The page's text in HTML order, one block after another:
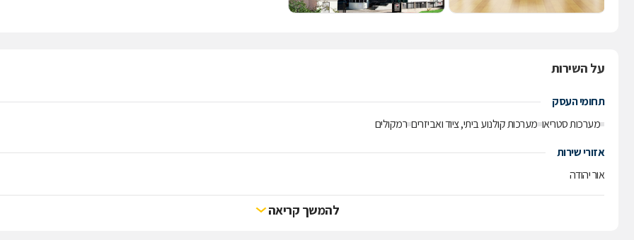
על השירות
תחומי העסק
מערכות סטריאו מערכות קולנוע ביתי, ציוד ואביזרים רמקולים
אזורי שירות
אור יהודה
להמשך קריאה